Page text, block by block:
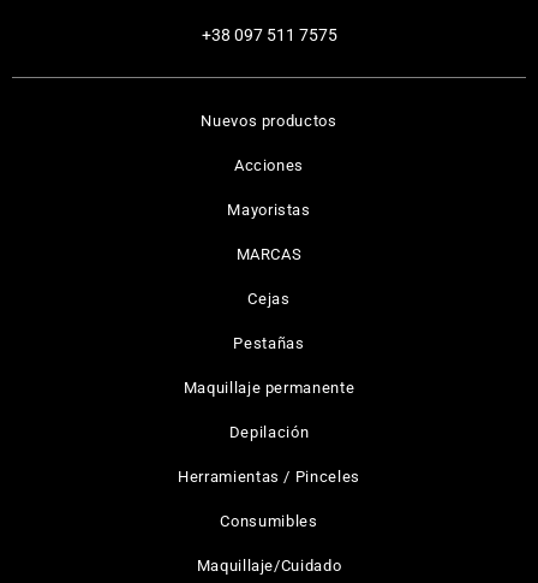
Nuevos productos
Acciones
Mayoristas
MARCAS
Cejas
Pestañas
Maquillaje permanente
Depilación
Herramientas / Pinceles
Consumibles
Maquillaje/Cuidado
+38 097 511 7575